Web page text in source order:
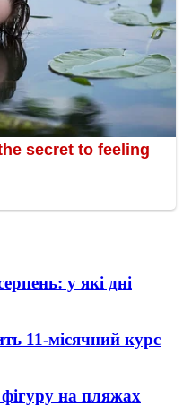
у які дні
11-місячний курс
на пляжах